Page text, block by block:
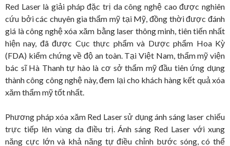
Red Laser là giải pháp đặc trị da công nghệ cao được nghiên
cứu bởi các chuyên gia thẩm mỹ tại Mỹ, đồng thời được đánh
giá là công nghệ xóa xăm bằng laser thông minh, tiên tiến nhất
hiện nay, đã được Cục thực phẩm và Dược phẩm Hoa Kỳ
(FDA) kiểm chứng về độ an toàn. Tại Việt Nam, thẩm mỹ viện
bác sĩ Hà Thanh tự hào là cơ sở thẩm mỹ đầu tiên ứng dụng
thành công công nghệ này, đem lại cho khách hàng kết quả xóa
xăm thẩm mỹ tốt nhất.
Phương pháp xóa xăm Red Laser sử dụng ánh sáng laser chiếu
trực tiếp lên vùng da điều trị. Ánh sáng Red Laser với xung
năng cực lớn và khả năng tự điều chỉnh bước sóng, có thể